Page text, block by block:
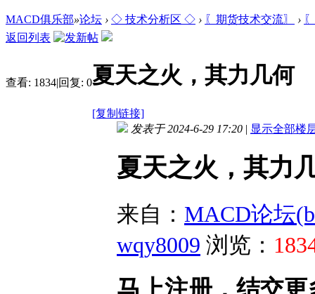
MACD俱乐部»论坛 › ◇ 技术分析区 ◇ › 〖期货技术交流〗 ›
返回列表
查看: 1834|回复: 0夏天之火，其力几何
[复制链接]
发表于 2024-6-29 17:20 | 显示全部楼
夏天之火，其力
来自： MACD论坛
wqy8009 浏览：